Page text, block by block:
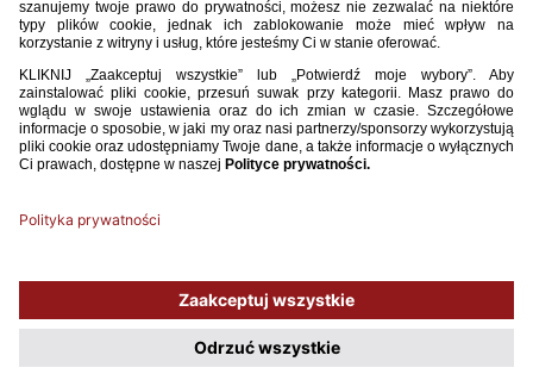
Sędzia 1 (72) 2019.pdf
Używamy plików cookies, aby ułatwić Ci korzystanie z naszego serwisu
oraz do celów statystycznych. Jeśli nie blokujesz tych plików, to zgadzasz
się na ich użycie oraz zapisanie w pamięci urządzenia. Pamiętaj, że